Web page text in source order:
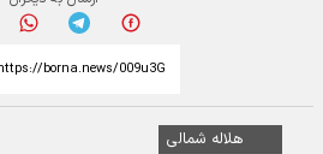
هلاله شمالی